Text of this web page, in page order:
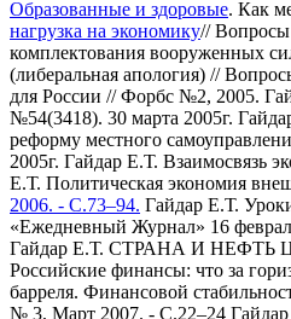
Образованные и здоровые. Как
нагрузка на экономику//
комплектования вооруженных
(либеральная апология) //
для России // Форбс №2, 2005.
№54(3418). 30 марта 2005г.
реформу местного
2005г. Гайдар Е.Т. Взаимосвязь
Е.Т. Политическая экономия
2006. - С.73–94. Гайдар Е.Т.
«Ежедневный Журнал» 16
Гайдар Е.Т. СТРАНА И НЕФТЬ
Российские финансы: что за
барреля. Финансовой
№ 3, Март 2007. - С.22–24